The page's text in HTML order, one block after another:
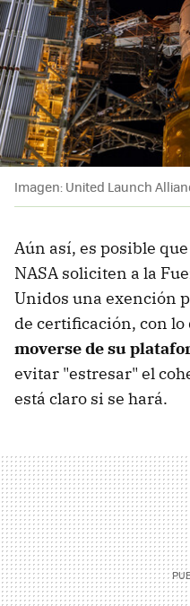
Imagen: United Launch
Aún así, es posible
NASA soliciten a la
Unidos una exención
de certificación, con lo
moverse de su
evitar "estresar" el
está claro si se hará.